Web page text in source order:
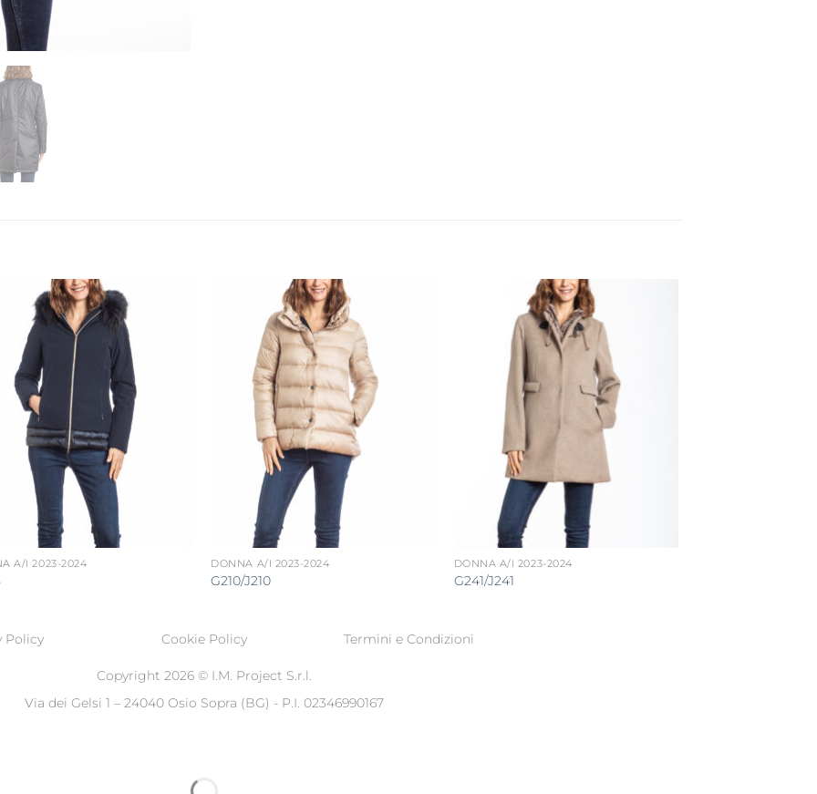
A/I 2023-2024 DONNA A/I 2023-2024
G210/J210
DONNA A/I 2023-2024
G241/J241
Policy Cookie Policy Termini e Condizioni
Copyright 2026 © I.M. Project S.r.l.
Via dei Gelsi 1 – 24040 Osio Sopra (BG) - P.I. 02346990167